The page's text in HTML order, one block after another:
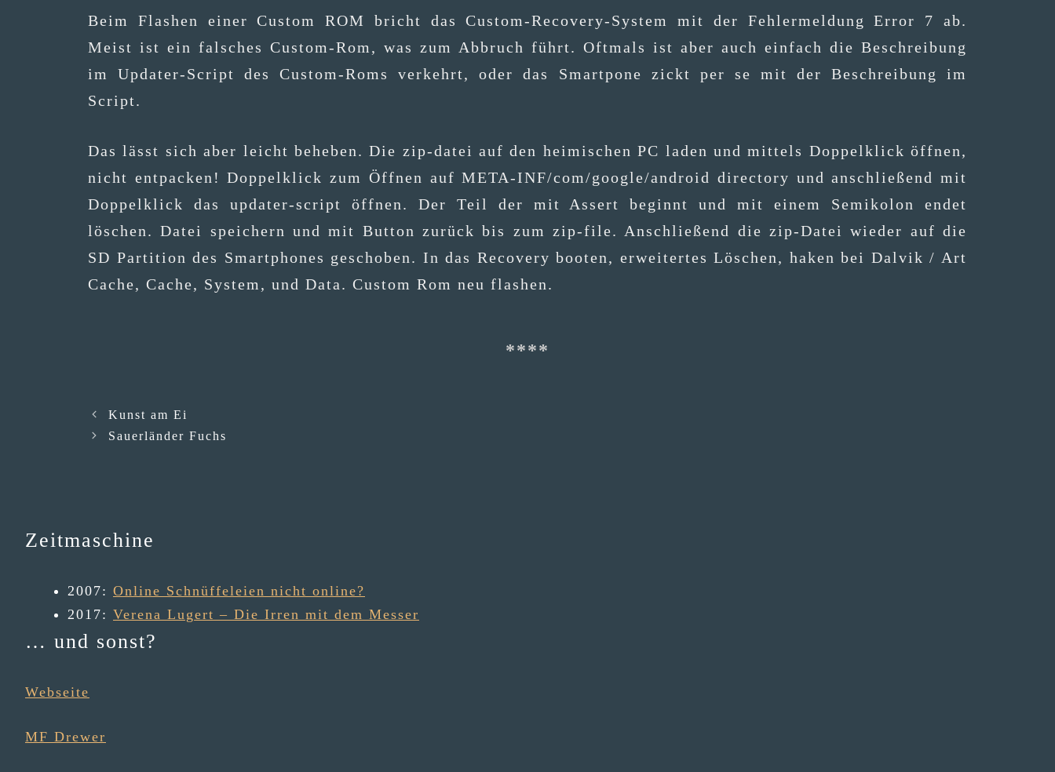
Beim Fla­shen einer Cus­tom ROM bricht das Cus­tom-Reco­very-Sys­tem mit der Feh­ler­mel­dung Error 7 ab.
Meist ist ein fal­sches Cus­tom-Rom, was zum Abbruch führt. Oft­mals ist aber auch ein­fach die Beschrei­bung
im Upda­ter-Script des Cus­tom-Roms ver­kehrt, oder das Smart­po­ne zickt per se mit der Beschrei­bung im
Script.
Das lässt sich aber leicht behe­ben. Die zip-datei auf den hei­mi­schen PC laden und mit­tels Dop­pel­klick öff­nen,
nicht ent­pa­cken! Dop­pel­klick zum Öff­nen auf META-INF/­com/­goo­g­le/an­droid direc­to­ry und anschlie­ßend mit
Dop­pel­klick das upda­ter-script öff­nen. Der Teil der mit Assert beginnt und mit einem Semi­ko­lon endet
löschen. Datei spei­chern und mit But­ton zurück bis zum zip-file. Anschlie­ßend die zip-Datei wie­der auf die
SD Par­ti­ti­on des Smart­phones gescho­ben. In das Reco­very boo­ten, erwei­ter­tes Löschen, haken bei Dal­vik / Art
Cache, Cache, Sys­tem, und Data. Cus­tom Rom neu flashen.
Kunst am Ei
Sauerländer Fuchs
Zeitmaschine
2007: Online Schnüffeleien nicht online?
2017: Verena Lugert – Die Irren mit dem Messer
… und sonst?
Webseite
MF Drewer